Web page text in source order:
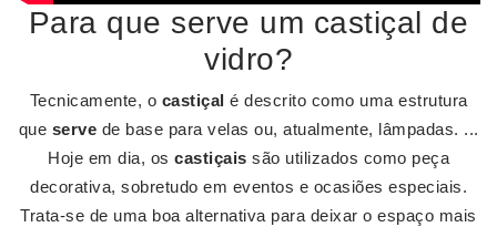
Para que serve um castiçal de
vidro?
Tecnicamente, o castiçal é descrito como uma estrutura
que serve de base para velas ou, atualmente, lâmpadas. ...
Hoje em dia, os castiçais são utilizados como peça
decorativa, sobretudo em eventos e ocasiões especiais.
Trata-se de uma boa alternativa para deixar o espaço mais